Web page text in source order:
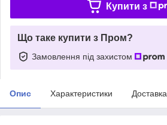
Купити з
Що таке купити з Пром?
Замовлення під захистом
Опис Характеристики Доставка